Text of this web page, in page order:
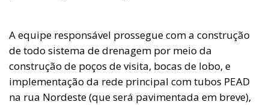
A equipe responsável prossegue com a construção
de todo sistema de drenagem por meio da
construção de poços de visita, bocas de lobo, e
implementação da rede principal com tubos PEAD
na rua Nordeste (que será pavimentada em breve),